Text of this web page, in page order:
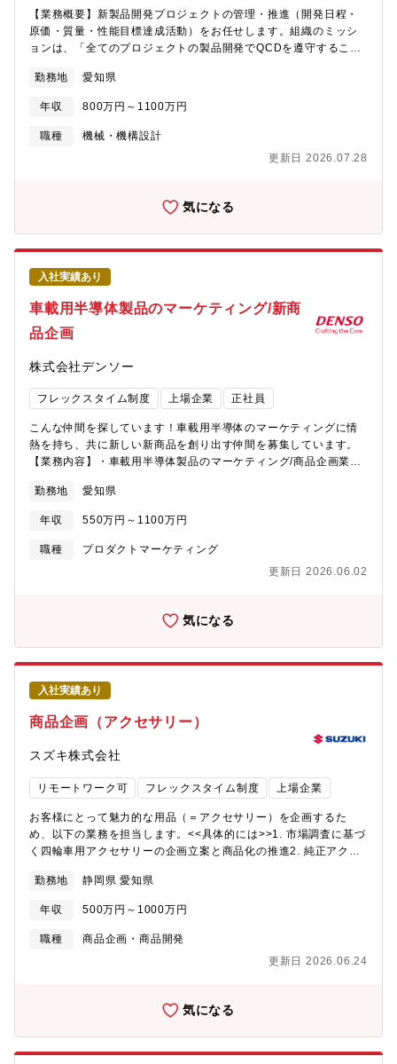
【業務概要】新製品開発プロジェクトの管理・推進（開発日程・
原価・質量・性能目標達成活動）をお任せします。組織のミッシ
ョンは、「全てのプロジェクトの製品開発でQCDを遵守すること
しながら、競合他社を凌駕した移動空間製品の開発を行っていま
す。※PJT例：トヨタ・スズキ・ダイハツ・スバル・北米・中国・
アジアなど【業務の流れ】◇受注前：客先への次期プロジェクト
への新製品提案・競合他社のベンチマークをしながら、競合を凌
受注後：新製品開発の進捗管理・開発指示・開発目標値(売価、質
開・プロジェクトの進捗管理(原価・質量・日程)・フェーズごとの
審議、次のステップへの移行可否を判断【業務の一例】例えば、
自動車シートの企画においては、インドなどの海外市場でマーケ
ティング調査を実施し、街頭インタビューやユーザーの自宅訪問
を通じて、車に対する価値観や年収、希望車種、実際の使用状況
や劣化状況などを直接確認します。そうして得られた一次情報を
分析・整理し、エンドユーザーが本当に求めているニーズを見極
めたうえで、社内へ提案・プレゼンテーションを実施。市場調査
から企画立案、社内への落とし込みまで一貫して携わることがで
るポジションです。→机上の企画だけではなく、実際に現地へ足
を運び、ユーザーのリアルな声を収集する機会があります。【業
務の特徴】プロジェクトの指揮者として社内外をまとめるポジシ
ため権限が大きく、マネジメント能力が磨かれます。また、プロ
ダクト企画機能を今後アジア・ヨーロッパなどにも拡張をしたい
と考えているため、海外含め活躍範囲を広げることが可能です。■
業務の魅力①高いマネジメント力やプロジェクト推進力を磨ける
うな役割です。社内外の関係者を巻き込みながらプロジェクトを
性の提示を行います。そのため裁量権も大きく、事業や組織に与
える影響力の大きな環境で、高いマネジメント力やプロジェクト
能を将来的にはアジアやヨーロッパなど海外にも展開していく構
業：20h／月・在宅勤務：週2日程度・出張：プロジェクトやフェ
名、40代36名、50代以上61名【早わかりトヨタ紡織】
勤務地 愛知県
年収 800万円～1100万円
職種
機械・機構設計
更新日 2026.07.28
気になる
入社実績あり
車載用半導体製品のマーケティング/新商
品企画
株式会社デンソー
フレックスタイム制度 上場企業 正社員
こんな仲間を探しています！車載用半導体のマーケティングに情
熱を持ち、共に新しい新商品を創り出す仲間を募集しています。
【業務内容】・車載用半導体製品のマーケティング/商品企画業
務・顧客(車両メーカーや社内外システム部署)への製品提案＆技術
折衝【業務のやりがい・身につくスキル、技術優位性、製品の強
み・魅力】 ・顧客(車両メーカーや社内外システム部署)との技術
折衝を通じて課題の本質を捉え、技術シーズと掛け合わせて新た
実感ができます。・ニーズとシーズを横断するマーケティングを
決スキルを習得できます。【募集背景】クルマの知能化・電動化
の進展は、エネルギー効率向上やCO?削減といった社会課題の解
決に不可欠です。私達は、クルマの知能化に必要な高度な電源・
通信システム向けの半導体、電動化に必要なインバーターや電池
管理システム向け半導体に加え、次世代車両に向けた車載半導体
の企画・開発を推進しています。顧客ニーズと自社とパートナー
からの技術シーズを結び付け、新たな価値を創出する挑戦に、是
非参画してください。【組織ミッション】・自動車の進化を支え
る製品を提供し、お客様に価値を感じていただけること。・自動
車の「知能化・電動化・制御」で半導体事業を自律して成長させ
る。【職場情報】◎ キャリア入社比率：約30％自動車業界だけで
なく、他産業メーカからの入社者も多く在籍しており、旧職の知
見や経験を活用して活躍されています。多様なバックグラウンド
を持つメンバーが集まることで、新しい視点やアイデアが生ま
れ、より革新的な製品開発が可能となっています。◎ 在宅勤務：
が可能です。自宅での作業環境を整え、ワークライフバランスを
ークでもチームとの連携が円滑に行えるよう、オンラインミーテ
ィングやチャットツールを活用してコミュニケーションをサポー
目）中途入社（前職：半導体メーカー） 自動運転や交通事故死亡
の要求レベルは非常に高いです。それに対応することで、高い課
題解決力が身に付きます。自身一人では解決困難な課題であって
も、本部署には様々な車載半導体の専門家がおり、支えてくれる
多くの人々がいます。また、他の半導体メーカーと異なる点とし
勤務地 愛知県
年収 550万円～1100万円
職種
プロダクトマーケティング
更新日 2026.06.02
気になる
入社実績あり
商品企画（アクセサリー）
スズキ株式会社
リモートワーク可 フレックスタイム制度 上場企業
お客様にとって魅力的な用品（＝アクセサリー）を企画するた
め、以下の業務を担当します。<<具体的には>>1. 市場調査に基づ
く四輪車用アクセサリーの企画立案と商品化の推進2. 純正アクセ
市販アクセサリーの調査、自社製品との比較4. 地域別/車種別の市
場調査と主要アクセサリーの長期計画の作成と更新5. 環境に配慮
したアクセサリーの企画立案上記の企画業務を用品企画担当者と
して複数の車種で進めていきます。<<採用背景>>スズキは、付加
業務は、市場調査からコンセプト、品質、仕様、価格、日程、環
現し、四輪車の魅力と収益を向上させる、重要な役割を担ってい
ます。この企画力を一緒に伸ばしていく仲間として、自らの挑戦
と行動力を活かしたい方を求めています。<<部門のミッション、
ビジョン>>お客様の期待を超える価値を追求した、スズキらし
勤務地 静岡県 愛知県
年収 500万円～1000万円
職種
商品企画・商品開発
更新日 2026.06.24
気になる